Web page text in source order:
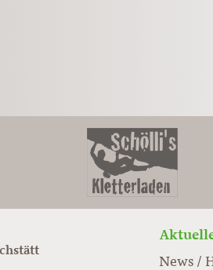
News /